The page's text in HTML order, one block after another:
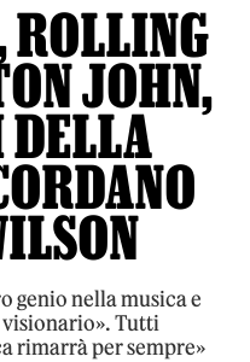
ROLLING
JOHN,
genio nella musica e
Tutti
rimarrà per sempre»